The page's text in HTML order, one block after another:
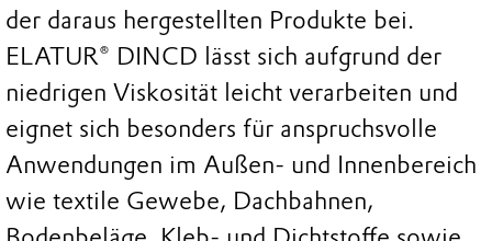
der daraus hergestellten Produkte bei.
ELATUR® DINCD lässt sich aufgrund der
niedrigen Viskosität leicht verarbeiten und
eignet sich besonders für anspruchsvolle
Anwendungen im Außen- und Innenbereich
wie textile Gewebe, Dachbahnen,